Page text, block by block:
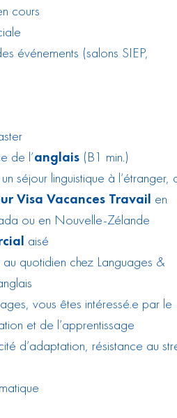
cours
événements (salons SIEP,
de l’anglais (B1 min.)
séjour linguistique à l’étranger,
Visa Vacances Travail en
ou en Nouvelle-Zélande
aisé
quotidien chez Languages &
vous êtes intéressé.e par le
et de l’apprentissage
d’adaptation, résistance au